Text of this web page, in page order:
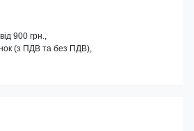
900 грн.,
(з ПДВ та без ПДВ),